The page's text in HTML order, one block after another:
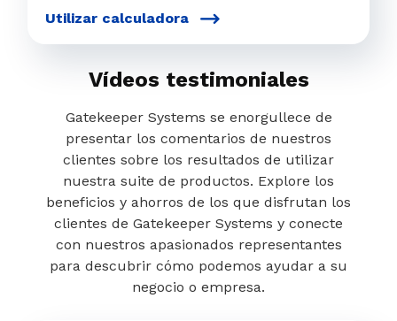
Utilizar calculadora
Vídeos testimoniales
Gatekeeper Systems se enorgullece de
presentar los comentarios de nuestros
clientes sobre los resultados de utilizar
nuestra suite de productos. Explore los
beneficios y ahorros de los que disfrutan los
clientes de Gatekeeper Systems y conecte
con nuestros apasionados representantes
para descubrir cómo podemos ayudar a su
negocio o empresa.